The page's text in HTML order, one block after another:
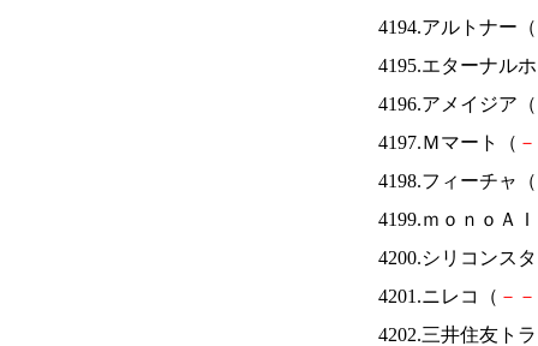
4194.アルトナー（
4195.エターナル
4196.アメイジア（
4197.Ｍマート（ －
4198.フィーチャ（
4199.ｍｏｎｏＡ
4200.シリコンス
4201.ニレコ（ － －
4202.三井住友ト